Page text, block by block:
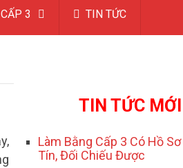
3 TIN TỨC
TIN TỨC MỚI
Làm Bằng Cấp 3 Có Hồ
Tín, Đối Chiếu Được